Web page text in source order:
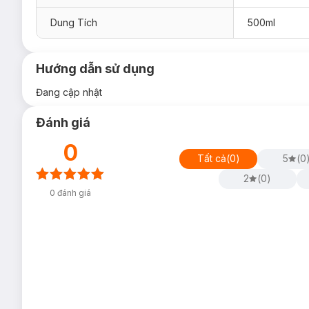
Dung Tích 500ml
Hướng dẫn sử dụng
Đang cập nhật
Đánh giá
0
0 đánh giá
Tất cả(0) 5 (0
2
(0)